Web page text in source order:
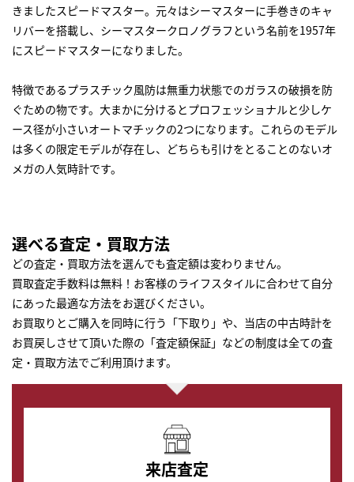
きましたスピードマスター。元々はシーマスターに手巻きのキャ
リバーを搭載し、シーマスタークロノグラフという名前を1957年
にスピードマスターになりました。
特徴であるプラスチック風防は無重力状態でのガラスの破損を防
ぐための物です。大まかに分けるとプロフェッショナルと少しケ
ース径が小さいオートマチックの2つになります。これらのモデル
は多くの限定モデルが存在し、どちらも引けをとることのないオ
メガの人気時計です。
選べる査定・買取方法
どの査定・買取方法を選んでも査定額は変わりません。
買取査定手数料は無料！お客様のライフスタイルに合わせて自分
にあった最適な方法をお選びください。
お買取りとご購入を同時に行う「下取り」や、当店の中古時計を
お買戻しさせて頂いた際の「査定額保証」などの制度は全ての査
定・買取方法でご利用頂けます。
来店査定